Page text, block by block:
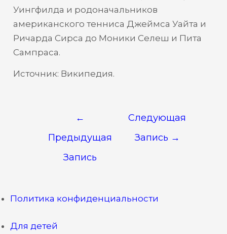
Уингфилда и родоначальников
американского тенниса Джеймса Уайта и
Ричарда Сирса до Моники Селеш и Пита
Сампраса.
Источник: Википедия.
записям
←
Предыдущая
Запись
Следующая
Запись →
Политика конфиденциальности
Для детей